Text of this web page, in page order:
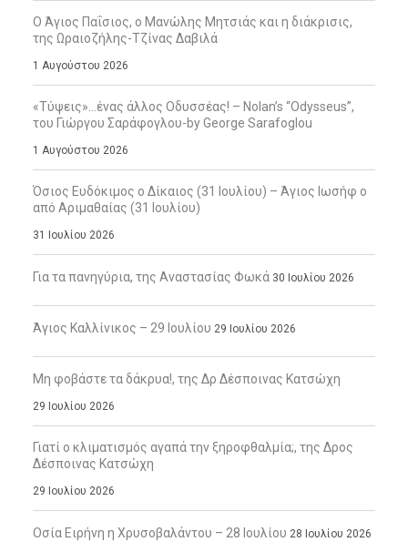
Ο Άγιος Παΐσιος, ο Μανώλης Μητσιάς και η διάκρισις,
της Ωραιοζήλης-Τζίνας Δαβιλά
1 Αυγούστου 2026
«Τύψεις»…ένας άλλος Οδυσσέας! – Nolan’s “Odysseus”,
του Γιώργου Σαράφογλου-by George Sarafoglou
1 Αυγούστου 2026
Όσιος Ευδόκιμος ο Δίκαιος (31 Ιουλίου) – Άγιος Ιωσήφ ο
από Αριμαθαίας (31 Ιουλίου)
31 Ιουλίου 2026
Για τα πανηγύρια, της Αναστασίας Φωκά 30 Ιουλίου 2026
Άγιος Καλλίνικος – 29 Ιουλίου 29 Ιουλίου 2026
Μη φοβάστε τα δάκρυα!, της Δρ Δέσποινας Κατσώχη
29 Ιουλίου 2026
Γιατί ο κλιματισμός αγαπά την ξηροφθαλμία;, της Δρος
Δέσποινας Κατσώχη
29 Ιουλίου 2026
Οσία Ειρήνη η Χρυσοβαλάντου – 28 Ιουλίου 28 Ιουλίου 2026